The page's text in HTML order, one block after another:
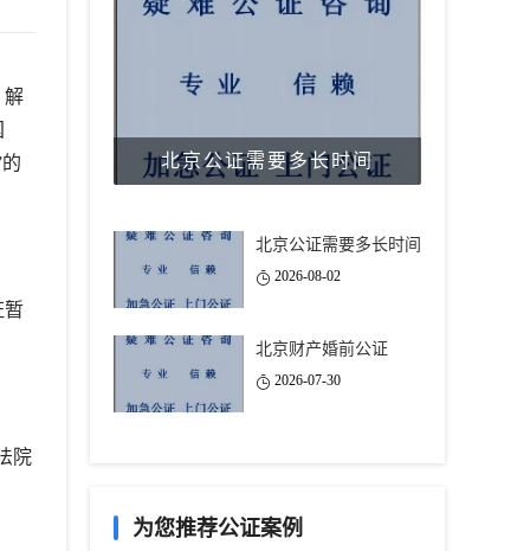
解
暂
院
北京公证需要多长时间
北京公证需要多长时间
2026-08-02
北京财产婚前公证
2026-07-30
为您推荐公证案例